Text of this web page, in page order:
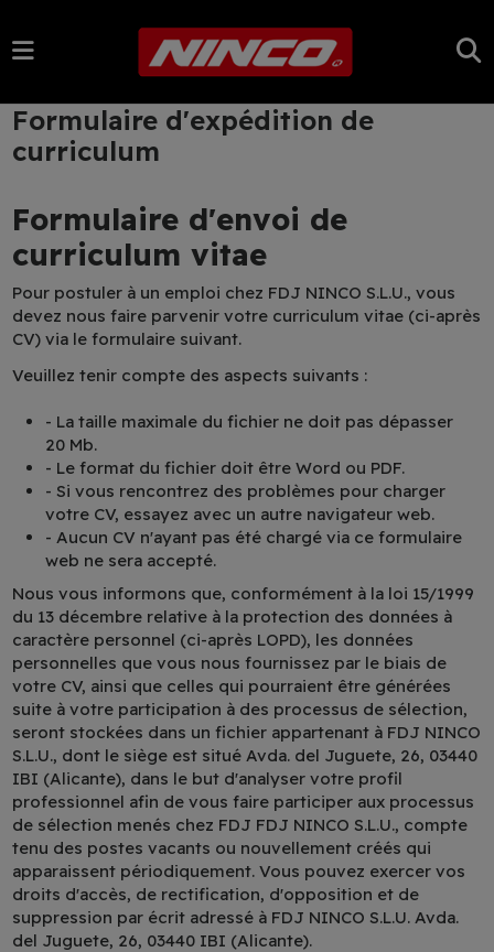
Formulaire d'expédition de
curriculum
Formulaire d'envoi de
curriculum vitae
Pour postuler à un emploi chez FDJ NINCO S.L.U., vous
devez nous faire parvenir votre curriculum vitae (ci-après
CV) via le formulaire suivant.
Veuillez tenir compte des aspects suivants :
- La taille maximale du fichier ne doit pas dépasser
20 Mb.
- Le format du fichier doit être Word ou PDF.
- Si vous rencontrez des problèmes pour charger
votre CV, essayez avec un autre navigateur web.
- Aucun CV n'ayant pas été chargé via ce formulaire
web ne sera accepté.
Nous vous informons que, conformément à la loi 15/1999
du 13 décembre relative à la protection des données à
caractère personnel (ci-après LOPD), les données
personnelles que vous nous fournissez par le biais de
votre CV, ainsi que celles qui pourraient être générées
suite à votre participation à des processus de sélection,
seront stockées dans un fichier appartenant à FDJ NINCO
S.L.U., dont le siège est situé Avda. del Juguete, 26, 03440
IBI (Alicante), dans le but d'analyser votre profil
professionnel afin de vous faire participer aux processus
de sélection menés chez FDJ FDJ NINCO S.L.U., compte
tenu des postes vacants ou nouvellement créés qui
apparaissent périodiquement. Vous pouvez exercer vos
droits d'accès, de rectification, d'opposition et de
suppression par écrit adressé à FDJ NINCO S.L.U. Avda.
del Juguete, 26, 03440 IBI (Alicante).